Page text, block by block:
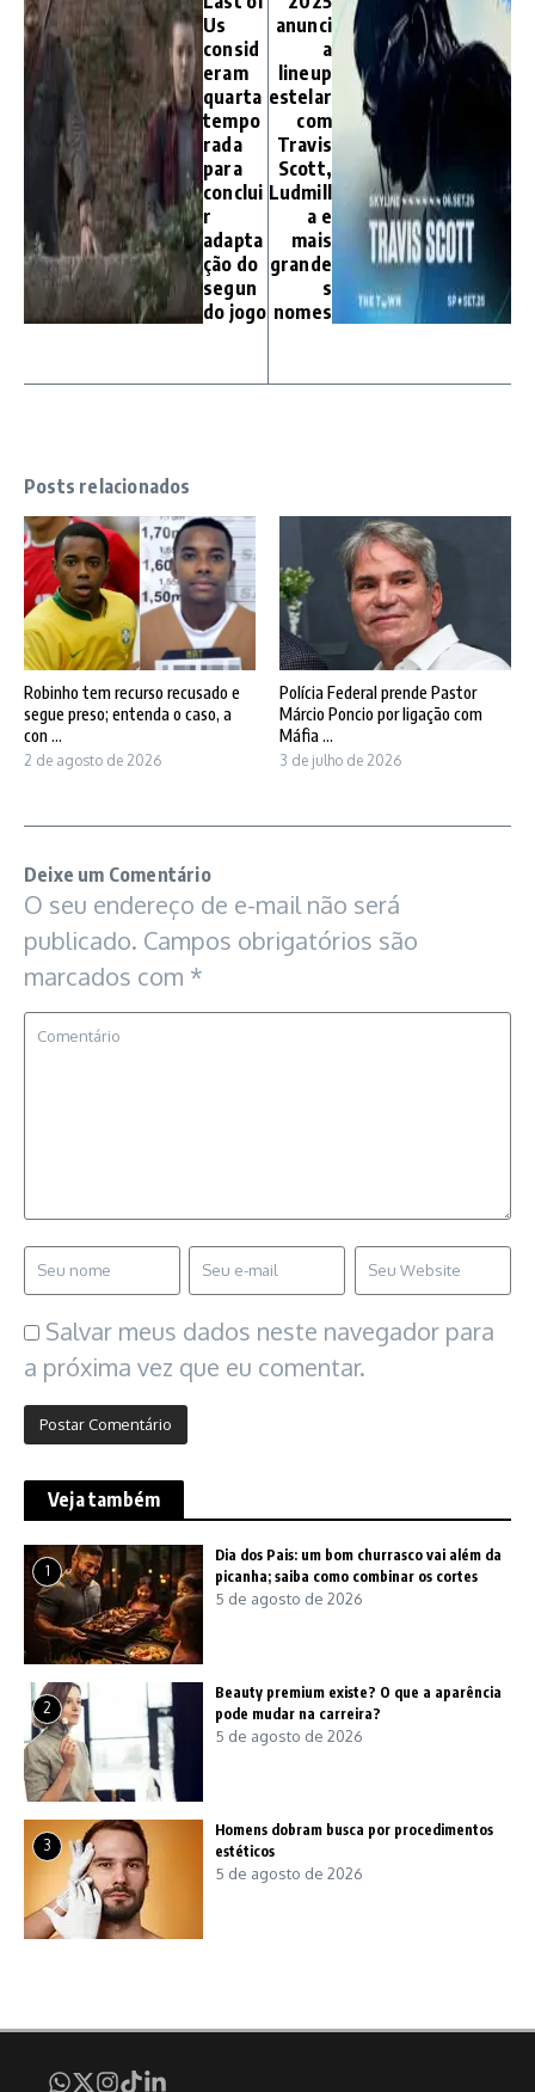
Us
consid
eram
quarta
tempo
rada
para
conclui
r
adapta
ção do
segun
do jogo
anunci
a
lineup
estelar
com
Travis
Scott,
Ludmill
a e
mais
grande
s
nomes
Posts relacionados
Robinho tem recurso recusado e
segue preso; entenda o caso, a
con ...
2 de agosto de 2026
Polícia Federal prende Pastor
Márcio Poncio por ligação com
Máfia ...
3 de julho de 2026
Deixe um Comentário
O seu endereço de e-mail não será
publicado. Campos obrigatórios são
marcados com *
Salvar meus dados neste navegador para
a próxima vez que eu comentar.
Veja também
1
Dia dos Pais: um bom churrasco vai além da
picanha; saiba como combinar os cortes
5 de agosto de 2026
2
Beauty premium existe? O que a aparência
pode mudar na carreira?
5 de agosto de 2026
3
Homens dobram busca por procedimentos
estéticos
5 de agosto de 2026